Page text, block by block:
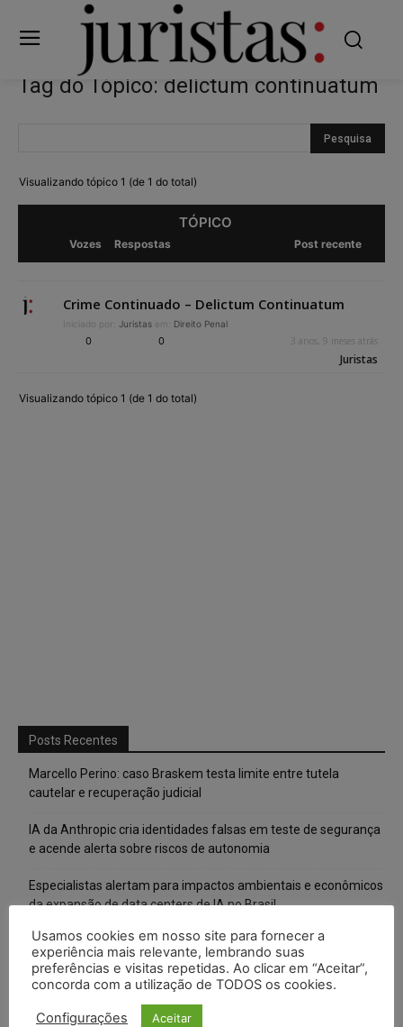
Tag do Tópico: delictum continuatum
Visualizando tópico 1 (de 1 do total)
TÓPICO
Vozes Respostas Post recente
Crime Continuado – Delictum Continuatum
Iniciado por: Juristas em: Direito Penal
0 0 3 anos, 9 meses atrás
Juristas
Visualizando tópico 1 (de 1 do total)
Posts Recentes
Marcello Perino: caso Braskem testa limite entre tutela
cautelar e recuperação judicial
IA da Anthropic cria identidades falsas em teste de segurança
e acende alerta sobre riscos de autonomia
Especialistas alertam para impactos ambientais e econômicos
da expansão de data centers de IA no Brasil
TSE reforça que sistemas das urnas eletrônicas tornam-se
invioláveis após assinatura digital e lacração
STF inicia julgamento sobre constitucionalidade da proibição
dos jogos de azar no Brasil
Usamos cookies em nosso site para fornecer a
experiência mais relevante, lembrando suas
preferências e visitas repetidas. Ao clicar em “Aceitar”,
concorda com a utilização de TODOS os cookies.
Configurações Aceitar